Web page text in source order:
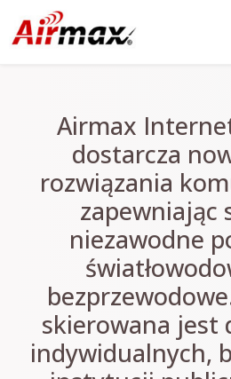
Airmax
dostarcza
rozwiązania
zapewniając
niezawodne
skierowana jest
indywidualnych,